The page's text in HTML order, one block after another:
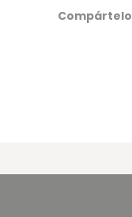
Compártelo